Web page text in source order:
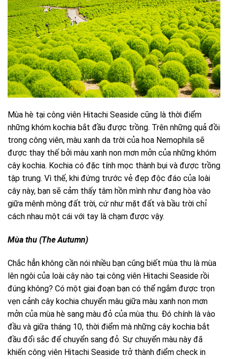
Mùa hè tại công viên Hitachi Seaside cũng là thời điểm
những khóm kochia bắt đầu được trồng. Trên những quả đồi
trong công viên, màu xanh da trời của hoa Nemophila sẽ
được thay thế bởi màu xanh non mơn mởn của những khóm
cây kochia. Kochia có đặc tính mọc thành bụi và được trồng
tập trung. Vì thế, khi đứng trước vẻ đẹp độc đáo của loài
cây này, bạn sẽ cảm thấy tâm hồn mình như đang hòa vào
giữa mênh mông đất trời, cứ như mặt đất và bầu trời chỉ
cách nhau một cái với tay là chạm được vậy.
Mùa thu (The Autumn)
Chắc hẳn không cần nói nhiều bạn cũng biết mùa thu là mùa
lên ngôi của loài cây nào tại công viên Hitachi Seaside rồi
đúng không? Có một giai đoạn bạn có thể ngắm được trọn
vẹn cảnh cây kochia chuyển màu giữa màu xanh non mơn
mởn của mùa hè sang màu đỏ của mùa thu. Đó chính là vào
đầu và giữa tháng 10, thời điểm mà những cây kochia bắt
đầu đổi sắc để chuyển sang đỏ. Sự chuyển màu này đã
khiến công viên Hitachi Seaside trở thành điểm check in